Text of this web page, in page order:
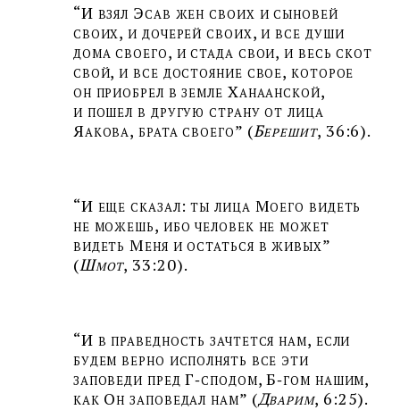
“И взял Эсав жен своих и сыновей
своих, и дочерей своих, и все души
дома своего, и стада свои, и весь скот
свой, и все достояние свое, которое
он приобрел в земле Ханаанской,
и пошел в другую страну от лица
Яакова, брата своего” (Берешит, 36:6).
“И еще сказал: ты лица Моего видеть
не можешь, ибо человек не может
видеть Меня и остаться в живых”
(Шмот, 33:20).
“И в праведность зачтется нам, если
будем верно исполнять все эти
заповеди пред Г‑сподом, Б‑гом нашим,
как Он заповедал нам” (Дварим, 6:25).